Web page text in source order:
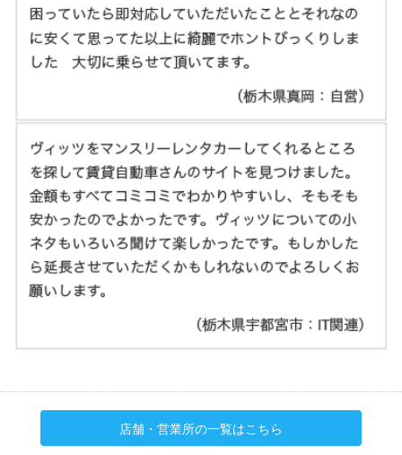
店舗・営業所の一覧はこちら